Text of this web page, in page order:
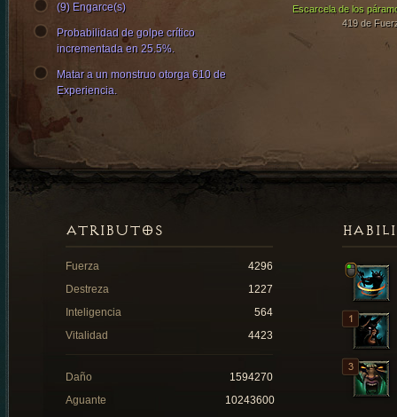
Escarcela de los
419 de
(9) Engarce(s)
Probabilidad de golpe crítico
incrementada en 25.5%.
Matar a un monstruo otorga 610 de
Experiencia.
ATRIBUTOS
Fuerza
4296
Destreza
1227
Inteligencia
564
Vitalidad
4423
Daño
1594270
Aguante
10243600